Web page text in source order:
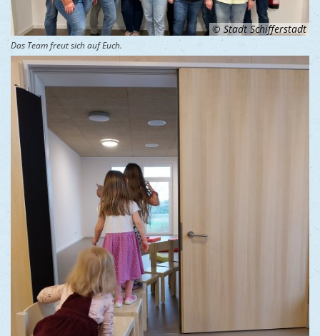
© Stadt Schifferstadt
Das Team freut sich auf Euch.